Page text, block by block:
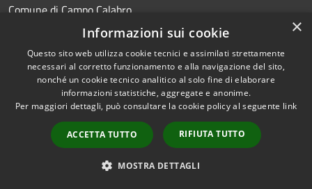
Comune di Campo Calabro
Piazza Martiri di Nassiriya - 89052 (RC)
Codice Fiscale: 00250760808
Partita IVA: 00250760808
IT21 C030 6916 3261 0000 0046 190
amministrativo.campocalabro@asmepec.legalmail.it
Centralino Unico: 0965/757600
×
Informazioni sui cookie
Questo sito web utilizza cookie tecnici e assimilati strettamente
necessari al corretto funzionamento e alla navigazione del sito,
nonché un cookie tecnico analitico al solo fine di elaborare
informazioni statistiche, aggregate e anonime.
Per maggiori dettagli, può consultare la cookie policy al seguente link
ACCETTA TUTTO RIFIUTA TUTTO
MOSTRA DETTAGLI